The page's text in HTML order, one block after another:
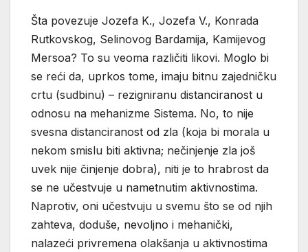
Šta povezuje Jozefa K., Jozefa V., Konrada
Rutkovskog, Selinovog Bardamija, Kamijevog
Mersoa? To su veoma različiti likovi. Moglo bi
se reći da, uprkos tome, imaju bitnu zajedničku
crtu (sudbinu) – rezigniranu distanciranost u
odnosu na mehanizme Sistema. No, to nije
svesna distanciranost od zla (koja bi morala u
nekom smislu biti aktivna; nečinjenje zla još
uvek nije činjenje dobra), niti je to hrabrost da
se ne učestvuje u nametnutim aktivnostima.
Naprotiv, oni učestvuju u svemu što se od njih
zahteva, doduše, nevoljno i mehanički,
nalazeći privremena olakšanja u aktivnostima